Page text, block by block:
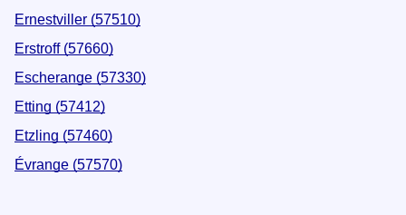
Ernestviller (57510)
Erstroff (57660)
Escherange (57330)
Etting (57412)
Etzling (57460)
Évrange (57570)